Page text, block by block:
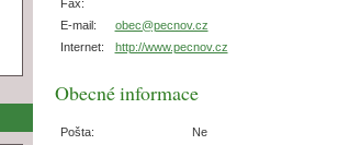
Fax:
E-mail:
obec@pecnov.cz
Internet:
http://www.pecnov.cz
Obecné informace
Pošta:
Ne